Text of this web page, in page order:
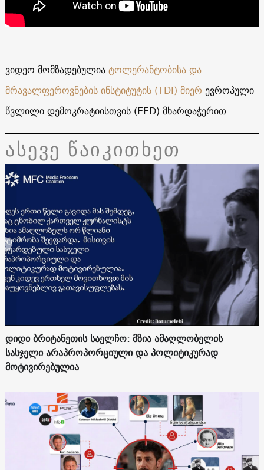
ვიდეო მომზადებულიატოლერანტობისა და
მრავალფეროვნების ინსტიტუტის (TDI) მიერ ევროპული
წვლილი დემოკრატიისთვის (EED) მხარდაჭერით
ასევე წაიკითხეთ
დიდი ბრიტანეთის საელჩო: მზია ამაღლობელის
სასჯელი არაპროპორციული და პოლიტიკურად
მოტივირებულია